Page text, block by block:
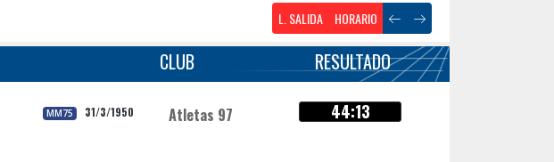
L. SALIDA HORARIO
CLUB RESULTADO
MM75 31/3/1950 Atletas 97 44:13